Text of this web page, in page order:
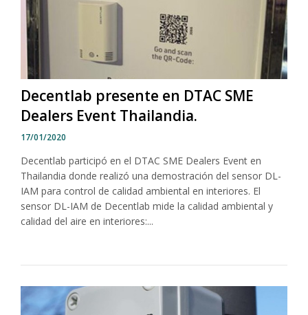
Decentlab presente en DTAC SME
Dealers Event Thailandia.
17/01/2020
Decentlab participó en el DTAC SME Dealers Event en
Thailandia donde realizó una demostración del sensor DL-
IAM para control de calidad ambiental en interiores. El
sensor DL-IAM de Decentlab mide la calidad ambiental y
calidad del aire en interiores:...